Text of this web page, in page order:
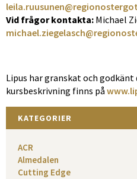
Vid frågor kontakta: Michael
Lipus har granskat och
kursbeskrivning finns på
KATEGORIER
ACR
Almedalen
Cutting Edge